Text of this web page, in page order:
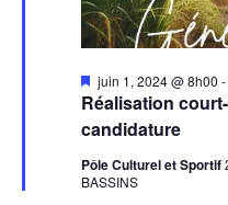
Réalisation
candidature
Mis
en
avant
juin 1, 2024 @ 8h00 -
Pôle Culturel et Sportif
BASSINS